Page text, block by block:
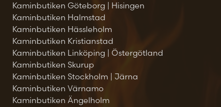
Kaminbutiken Göteborg | Hisingen
Kaminbutiken Halmstad
Kaminbutiken Hässleholm
Kaminbutiken Kristianstad
Kaminbutiken Linköping | Östergötland
Kaminbutiken Skurup
Kaminbutiken Stockholm | Järna
Kaminbutiken Värnamo
Kaminbutiken Ängelholm